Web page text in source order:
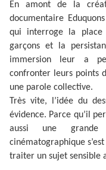
En amont de la
documentaire
qui interroge la place
garçons et la
immersion leur a
confronter leurs points
une parole collective.
Très vite, l’idée du
évidence. Parce qu’il
aussi une
cinématographique
traiter un sujet sensible